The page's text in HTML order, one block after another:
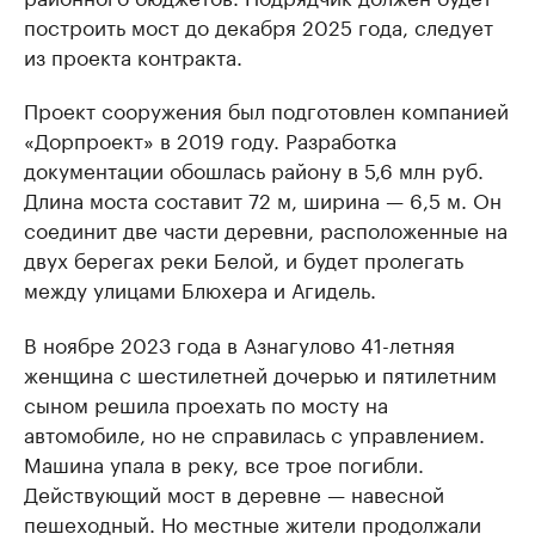
построить мост до декабря 2025 года, следует
из проекта контракта.
Проект сооружения был подготовлен компанией
«Дорпроект» в 2019 году. Разработка
документации обошлась району в 5,6 млн руб.
Длина моста составит 72 м, ширина — 6,5 м. Он
соединит две части деревни, расположенные на
двух берегах реки Белой, и будет пролегать
между улицами Блюхера и Агидель.
В ноябре 2023 года в Азнагулово 41-летняя
женщина с шестилетней дочерью и пятилетним
сыном решила проехать по мосту на
автомобиле, но не справилась с управлением.
Машина упала в реку, все трое погибли.
Действующий мост в деревне — навесной
пешеходный. Но местные жители продолжали